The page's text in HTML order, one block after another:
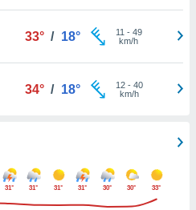
33° / 18° 11 - 49
km/h
34° / 18° 12- 40
km/h
31° 31° 31° 31° 30° 30° 33°